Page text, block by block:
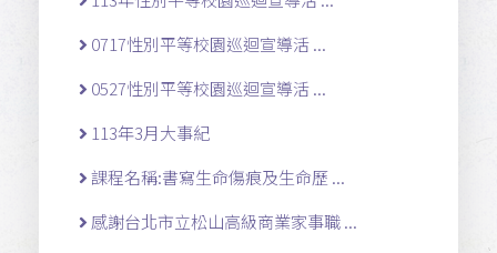
0717性別平等校園巡迴宣導活 ...
0527性別平等校園巡迴宣導活 ...
113年3月大事紀
課程名稱:書寫生命傷痕及生命歷 ...
感謝台北市立松山高級商業家事職 ...